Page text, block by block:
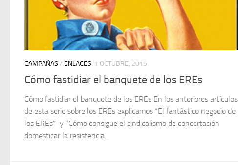
CAMPAÑAS / ENLACES 1 OCTUBRE, 2015
Cómo fastidiar el banquete de los EREs
Cómo fastidiar el banquete de los EREs En los anteriores artículos
de esta serie sobre los EREs explicamos “El fantástico negocio de
los EREs” y “Cómo consigue el sindicalismo de concertación
domesticar la resistencia...